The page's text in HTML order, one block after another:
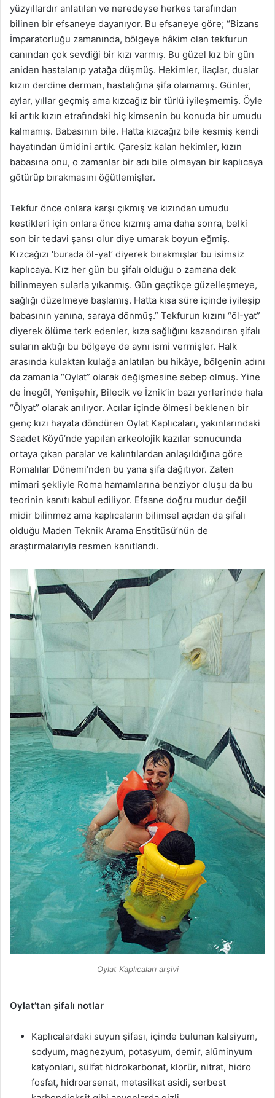
yüzyıllardır anlatılan ve neredeyse herkes tarafından
bilinen bir efsaneye dayanıyor. Bu efsaneye göre; “Bizans
İmparatorluğu zamanında, bölgeye hâkim olan tekfurun
canından çok sevdiği bir kızı varmış. Bu güzel kız bir gün
aniden hastalanıp yatağa düşmüş. Hekimler, ilaçlar, dualar
kızın derdine derman, hastalığına şifa olamamış. Günler,
aylar, yıllar geçmiş ama kızcağız bir türlü iyileşmemiş. Öyle
ki artık kızın etrafındaki hiç kimsenin bu konuda bir umudu
kalmamış. Babasının bile. Hatta kızcağız bile kesmiş kendi
hayatından ümidini artık. Çaresiz kalan hekimler, kızın
babasına onu, o zamanlar bir adı bile olmayan bir kaplıcaya
götürüp bırakmasını öğütlemişler.
Tekfur önce onlara karşı çıkmış ve kızından umudu
kestikleri için onlara önce kızmış ama daha sonra, belki
son bir tedavi şansı olur diye umarak boyun eğmiş.
Kızcağızı ‘burada öl-yat’ diyerek bırakmışlar bu isimsiz
kaplıcaya. Kız her gün bu şifalı olduğu o zamana dek
bilinmeyen sularla yıkanmış. Gün geçtikçe güzelleşmeye,
sağlığı düzelmeye başlamış. Hatta kısa süre içinde iyileşip
babasının yanına, saraya dönmüş.” Tekfurun kızını “öl-yat”
diyerek ölüme terk edenler, kıza sağlığını kazandıran şifalı
suların aktığı bu bölgeye de aynı ismi vermişler. Halk
arasında kulaktan kulağa anlatılan bu hikâye, bölgenin adını
da zamanla “Oylat” olarak değişmesine sebep olmuş. Yine
de İnegöl, Yenişehir, Bilecik ve İznik’in bazı yerlerinde hala
“Ölyat” olarak anılıyor. Acılar içinde ölmesi beklenen bir
genç kızı hayata döndüren Oylat Kaplıcaları, yakınlarındaki
Saadet Köyü’nde yapılan arkeolojik kazılar sonucunda
ortaya çıkan paralar ve kalıntılardan anlaşıldığına göre
Romalılar Dönemi’nden bu yana şifa dağıtıyor. Zaten
mimari şekliyle Roma hamamlarına benziyor oluşu da bu
teorinin kanıtı kabul ediliyor. Efsane doğru mudur değil
midir bilinmez ama kaplıcaların bilimsel açıdan da şifalı
olduğu Maden Teknik Arama Enstitüsü’nün de
araştırmalarıyla resmen kanıtlandı.
Oylat Kaplıcaları arşivi
Oylat’tan şifalı notlar
Kaplıcalardaki suyun şifası, içinde bulunan kalsiyum,
sodyum, magnezyum, potasyum, demir, alüminyum
katyonları, sülfat hidrokarbonat, klorür, nitrat, hidro
fosfat, hidroarsenat, metasilkat asidi, serbest